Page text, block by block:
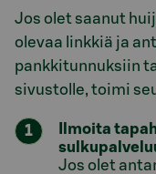
Jos olet saanut
olevaa linkkiä ja
pankkitunnuksiin
sivustolle, toimi
Ilmoita
Jos olet